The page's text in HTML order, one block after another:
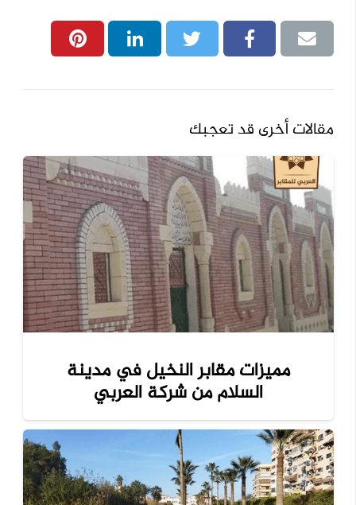
مقالات أخرى قد تعجبك
مميزات مقابر النخيل في مدينة
السلام من شركة العربي